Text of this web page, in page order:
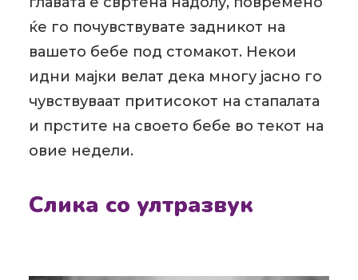
ќе го почувствувате задникот на
вашето бебе под стомакот. Некои
идни мајки велат дека многу јасно го
чувствуваат притисокот на стапалата
и прстите на своето бебе во текот на
овие недели.
Слика со ултразвук